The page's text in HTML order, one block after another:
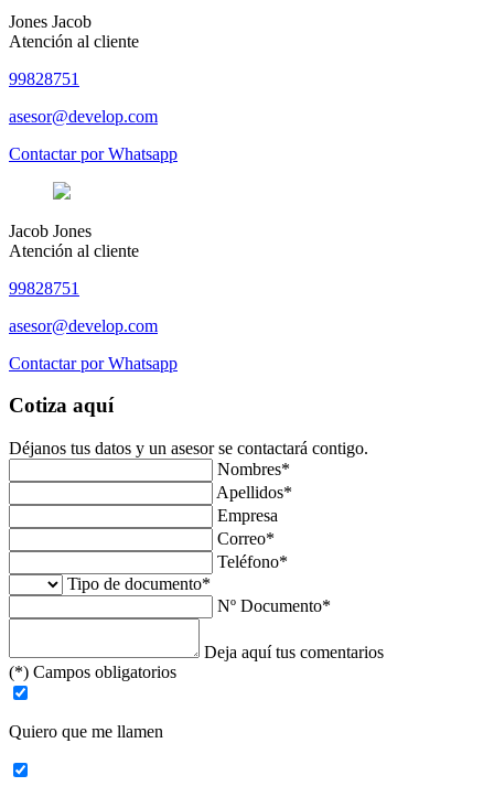
Jones Jacob
Atención al cliente
99828751
asesor@develop.com
Contactar por Whatsapp
Jacob Jones
Atención al cliente
99828751
asesor@develop.com
Contactar por Whatsapp
Cotiza aquí
Déjanos tus datos y un asesor se contactará contigo.
Nombres*
Apellidos*
Empresa
Correo*
Teléfono*
Tipo de documento*
Nº Documento*
Deja aquí tus comentarios
(*) Campos obligatorios
Quiero que me llamen